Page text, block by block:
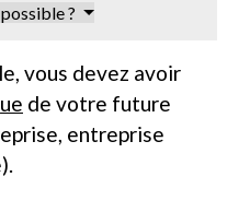
?
vous devez avoir
de votre future
entreprise